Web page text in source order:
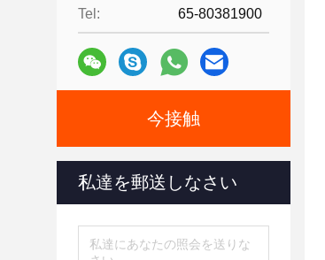
Tel: 65-80381900
今接触
私達を郵送しなさい